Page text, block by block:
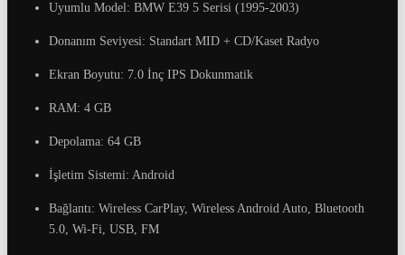
Uyumlu Model: BMW E39 5 Serisi (1995-2003)
Donanım Seviyesi: Standart MID + CD/Kaset Radyo
Ekran Boyutu: 7.0 İnç IPS Dokunmatik
RAM: 4 GB
Depolama: 64 GB
İşletim Sistemi: Android
Bağlantı: Wireless CarPlay, Wireless Android Auto, Bluetooth
5.0, Wi-Fi, USB, FM